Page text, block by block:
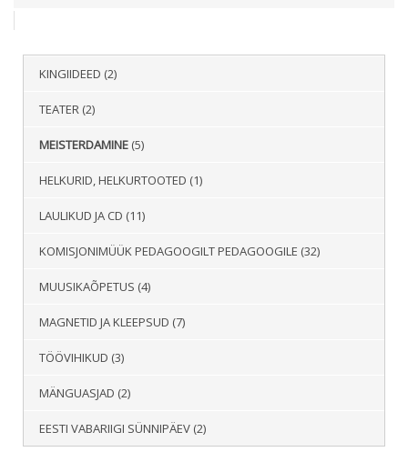
KINGIIDEED (2)
TEATER (2)
MEISTERDAMINE (5)
HELKURID, HELKURTOOTED (1)
LAULIKUD JA CD (11)
KOMISJONIMÜÜK PEDAGOOGILT PEDAGOOGILE (32)
MUUSIKAÕPETUS (4)
MAGNETID JA KLEEPSUD (7)
TÖÖVIHIKUD (3)
MÄNGUASJAD (2)
EESTI VABARIIGI SÜNNIPÄEV (2)